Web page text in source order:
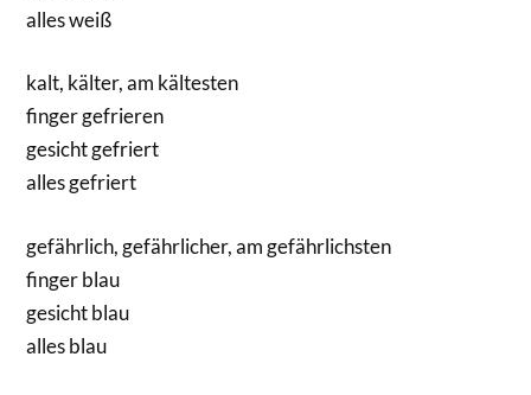
alles weiß
kalt, kälter, am kältesten
finger gefrieren
gesicht gefriert
alles gefriert
gefährlich, gefährlicher, am gefährlichsten
finger blau
gesicht blau
alles blau